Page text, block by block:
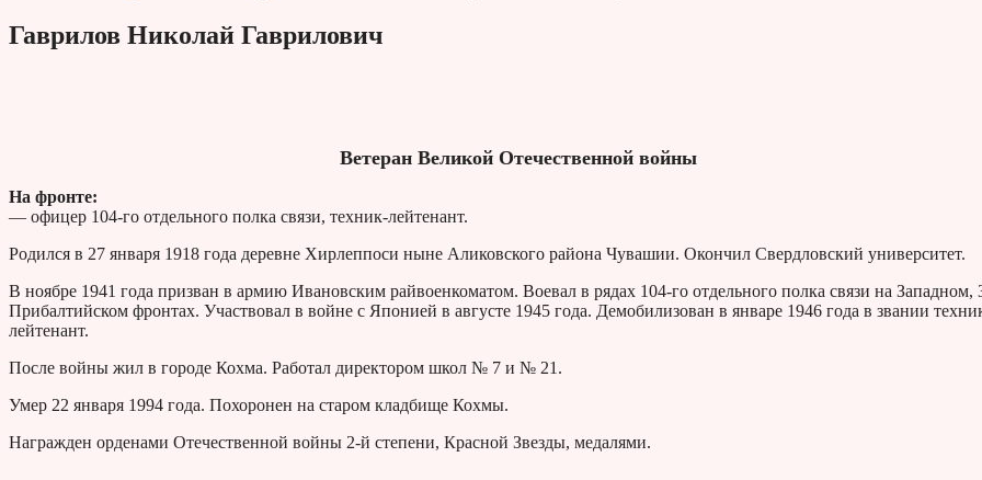
Гаврилов Николай Гаврилович
Ветеран Великой Отечественной войны
На фронте:
— офицер 104-го отдельного полка связи, техник-лейтенант.
Родился в 27 января 1918 года деревне Хирлеппоси ныне Аликовского района Чувашии. Окончил Свердловский университет.
В ноябре 1941 года призван в армию Ивановским райвоенкоматом. Воевал в рядах 104-го отдельного полка связи на Западном,
Прибалтийском фронтах. Участвовал в войне с Японией в августе 1945 года. Демобилизован в январе 1946 года в звании
лейтенант.
После войны жил в городе Кохма. Работал директором школ № 7 и № 21.
Умер 22 января 1994 года. Похоронен на старом кладбище Кохмы.
Награжден орденами Отечественной войны 2-й степени, Красной Звезды, медалями.